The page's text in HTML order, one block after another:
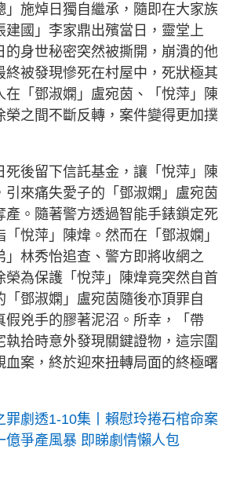
」施焯日獨自繼承，隨即在大家族
建國」李家鼎出殯當日，靈堂上
的身世秘密突然被撕開，崩潰的他
終被發現慘死在村屋中，死狀極其
在「鄧淑嫻」盧宛茵、「悅萍」陳
榮之間不斷反轉，案件變得更加撲
死後留下信託基金，讓「悅萍」陳
引來痛失愛子的「鄧淑嫻」盧宛茵
產。隨著警方透過智能手錶鎖定死
悅萍」陳煒。然而在「鄧淑嫻」
」林秀怡追查、警方即將收網之
榮為保護「悅萍」陳煒竟突然自首
鄧淑嫻」盧宛茵隨後亦頂罪自
假兇手的膠著泥沼。所幸，「帶
執拾時意外發現關鍵證物，這宗圍
血案，終於迎來扭轉局面的終極曙
罪劇透1-10集丨賴慰玲捲石棺命案
億爭產風暴 即睇劇情懶人包